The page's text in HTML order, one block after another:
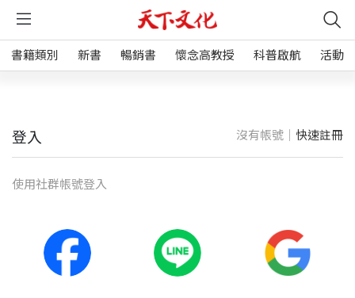
書籍類別 新書 暢銷書 懷念高教授 科普啟航 活動
登入 沒有帳號｜ 快速註冊
使⽤社群帳號登入